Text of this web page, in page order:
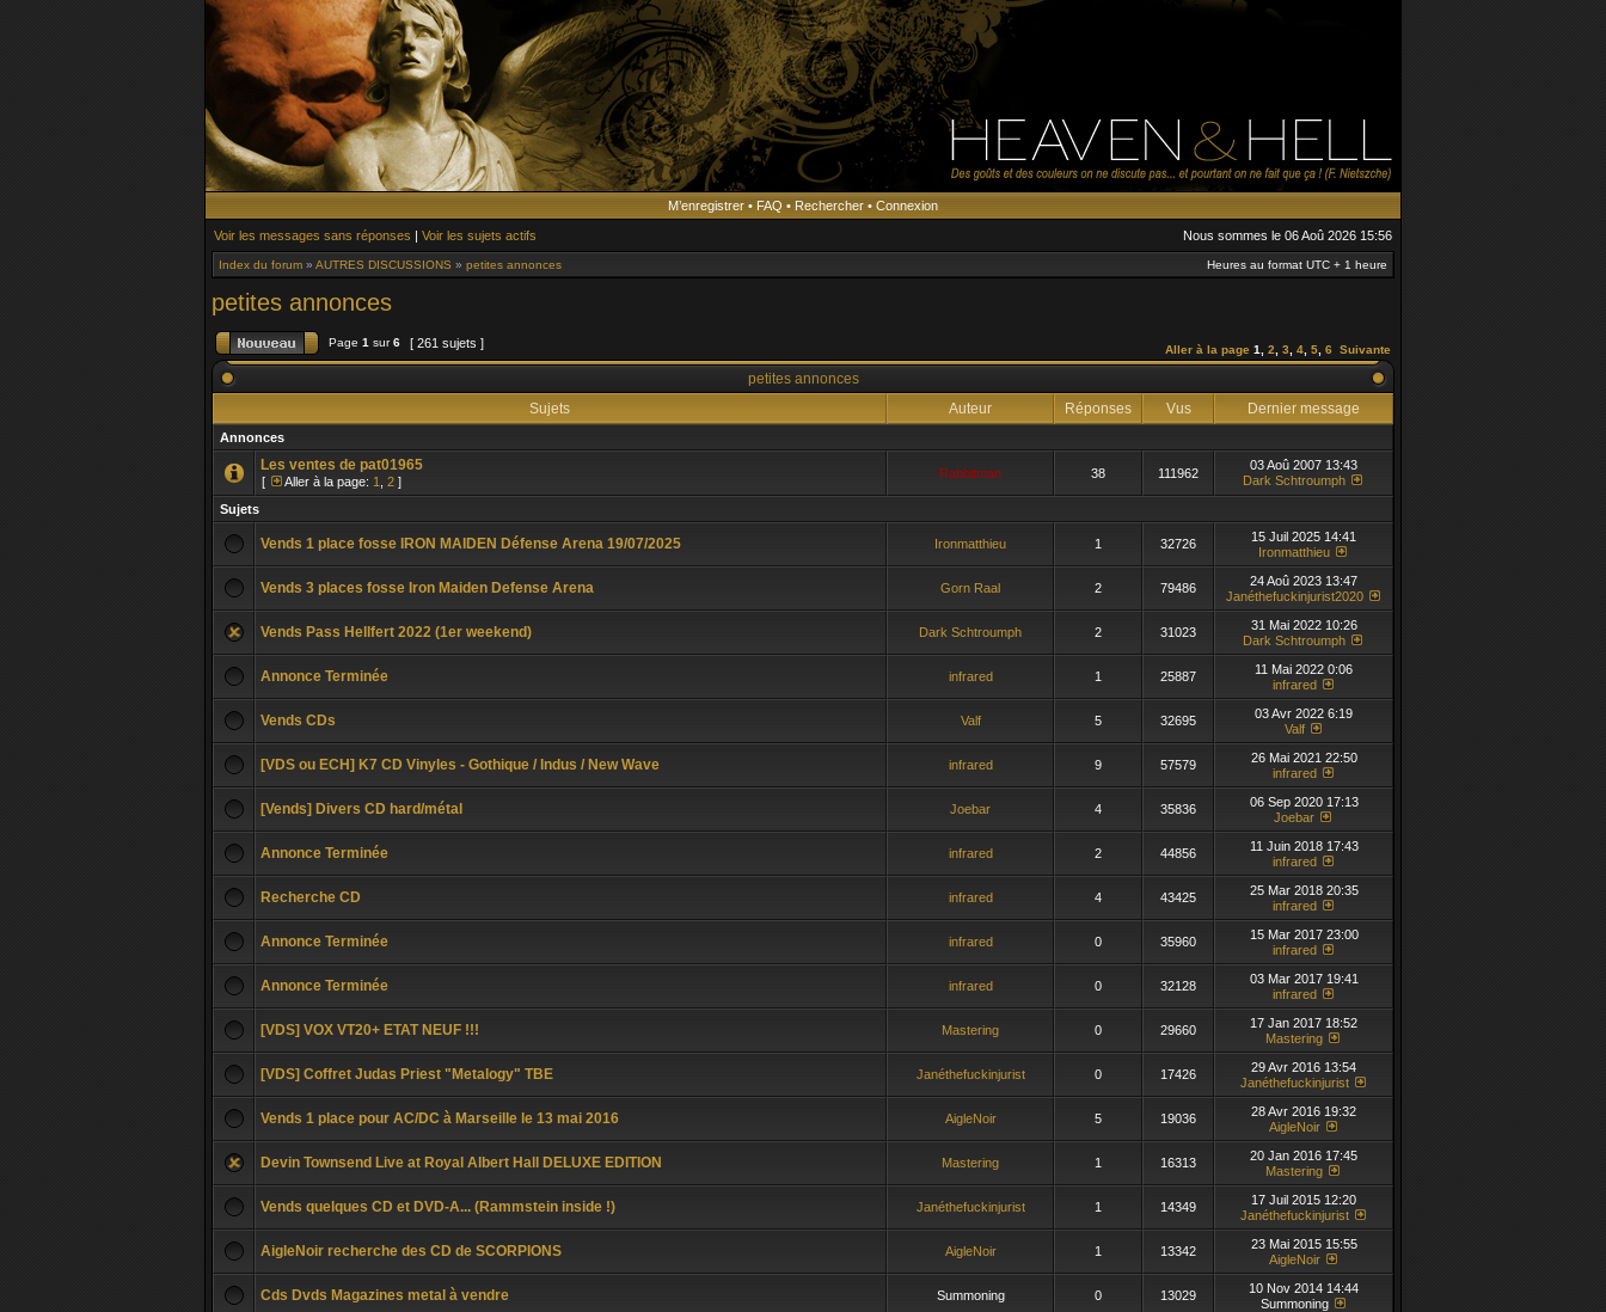
M’enregistrer • FAQ • Rechercher • Connexion
Voir les messages sans réponses | Voir les sujets actifs Nous sommes le 06 Aoû 2026 15:56
Index du forum » AUTRES DISCUSSIONS » petites annonces Heures au format UTC + 1 heure
petites annonces
Page 1 sur6 [ 261 sujets ] Aller à la page 1 2 3 4 5 6 Suivante
petites annonces
Sujets
Auteur Réponses Vus Dernier message
Annonces
Les ventes de pat01965
[ Aller à la page: 1 2 ]
Rabbitman 38 111962
03 Aoû 2007 13:43
Dark Schtroumph
Sujets
Vends 1 place fosse IRON MAIDEN Défense Arena 19/07/2025 Ironmatthieu 1 32726
15 Juil 2025 14:41
Ironmatthieu
Vends 3 places fosse Iron Maiden Defense Arena Gorn Raal 2 79486
24 Aoû 2023 13:47
Janéthefuckinjurist2020
Vends Pass Hellfert 2022 (1er weekend) Dark Schtroumph 2 31023
31 Mai 2022 10:26
Dark Schtroumph
Annonce Terminée infrared 1 25887
11 Mai 2022 0:06
infrared
Vends CDs Valf 5 32695
03 Avr 2022 6:19
Valf
[VDS ou ECH] K7 CD Vinyles - Gothique / Indus / New Wave infrared 9 57579
26 Mai 2021 22:50
infrared
[Vends] Divers CD hard/métal Joebar 4 35836
06 Sep 2020 17:13
Joebar
Annonce Terminée infrared 2 44856
11 Juin 2018 17:43
infrared
Recherche CD infrared 4 43425
25 Mar 2018 20:35
infrared
Annonce Terminée infrared 0 35960
15 Mar 2017 23:00
infrared
Annonce Terminée infrared 0 32128
03 Mar 2017 19:41
infrared
[VDS] VOX VT20+ ETAT NEUF !!! Mastering 0 29660
17 Jan 2017 18:52
Mastering
[VDS] Coffret Judas Priest "Metalogy" TBE Janéthefuckinjurist 0 17426
29 Avr 2016 13:54
Janéthefuckinjurist
Vends 1 place pour AC/DC à Marseille le 13 mai 2016 AigleNoir 5 19036
28 Avr 2016 19:32
AigleNoir
Devin Townsend Live at Royal Albert Hall DELUXE EDITION Mastering 1 16313
20 Jan 2016 17:45
Mastering
Vends quelques CD et DVD-A... (Rammstein inside !) Janéthefuckinjurist 1 14349
17 Juil 2015 12:20
Janéthefuckinjurist
AigleNoir recherche des CD de SCORPIONS AigleNoir 1 13342
23 Mai 2015 15:55
AigleNoir
Cds Dvds Magazines metal à vendre Summoning 0 13029
10 Nov 2014 14:44
Summoning